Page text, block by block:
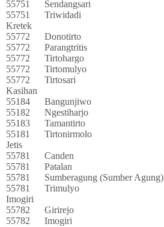
55751
Sendangsari
55751
Triwidadi
Kretek
55772
Donotirto
55772
Parangtritis
55772
Tirtohargo
55772
Tirtomulyo
55772
Tirtosari
Kasihan
55184
Bangunjiwo
55182
Ngestiharjo
55183
Tamantirto
55181
Tirtonirmolo
Jetis
55781
Canden
55781
Patalan
55781
Sumberagung (Sumber Agung)
55781
Trimulyo
Imogiri
55782
Girirejo
55782
Imogiri